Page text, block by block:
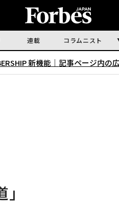
連載 コラムニスト
新機能｜ 記事ページ内の